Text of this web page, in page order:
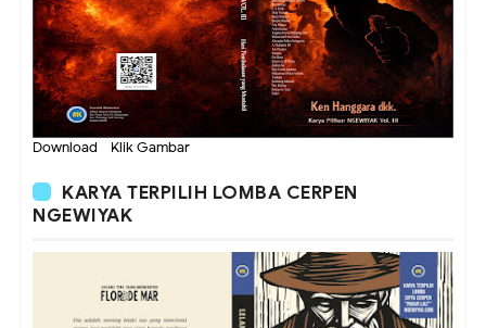
Download - Klik Gambar
KARYA TERPILIH LOMBA CERPEN
NGEWIYAK